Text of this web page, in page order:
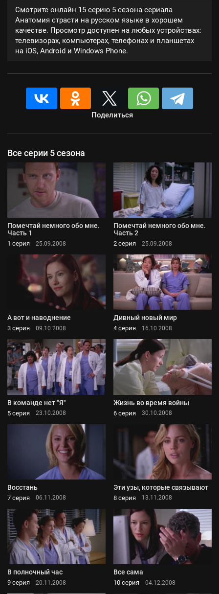
Смотрите онлайн 15 серию 5 сезона сериала
Анатомия страсти на русском языке в хорошем
качестве. Просмотр доступен на любых устройствах:
телевизорах, компьютерах, телефонах и планшетах
на iOS, Android и Windows Phone.
Поделиться
Все серии 5 сезона
Помечтай немного обо мне.
Часть 1
1 серия 25.09.2008
Помечтай немного обо мне.
Часть 2
2 серия 25.09.2008
А вот и наводнение
3 серия 09.10.2008
Дивный новый мир
4 серия 16.10.2008
В команде нет "Я"
5 серия 23.10.2008
Жизнь во время войны
6 серия 30.10.2008
Восстань
7 серия 06.11.2008
Эти узы, которые связывают
8 серия 13.11.2008
В полночный час
9 серия 20.11.2008
Все сама
10 серия 04.12.2008